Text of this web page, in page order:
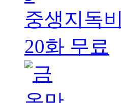
중생지독비
20화 무료